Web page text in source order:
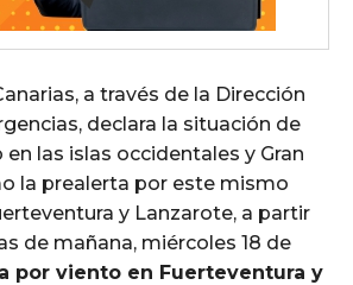
a través de la Dirección
declara la situación de
las islas occidentales y Gran
la prealerta por este mismo
y Lanzarote, a partir
de mañana, miércoles 18 de
por viento en Fuerteventura y